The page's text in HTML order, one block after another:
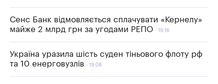
Сенс Банк відмовляється сплачувати «Кернелу»
майже 2 млрд грн за угодами РЕПО
19:16
Україна уразила шість суден тіньового флоту рф
та 10 енерговузлів
19:08